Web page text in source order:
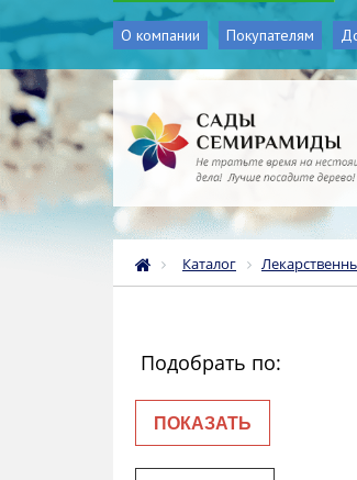
О компании Покупателям
Каталог
Подобрать по: